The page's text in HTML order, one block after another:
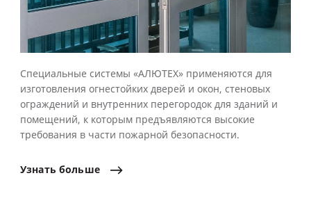
Специальные системы «АЛЮТЕХ» применяются для
изготовления огнестойких дверей и окон, стеновых
ограждений и внутренних перегородок для зданий и
помещений, к которым предъявляются высокие
требования в части пожарной безопасности.
Узнать больше